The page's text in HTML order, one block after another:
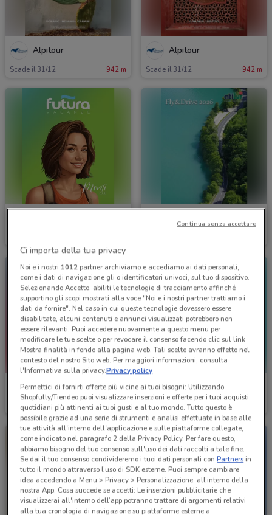
Alpitour
Scade il 31/12 942 m
Alpitour
Scade il 31/12 942 m
Futura Vacanze
Scade il 31/12 951 m
Futura Vacanze
Scade il 31/12
Ci importa della tua privacy
Noi e i nostri 1012partner archiviamo e accediamo ai dati personali,
come i dati di navigazione gli o identificatori univoci, sul tuo dispositivo.
Selezionando Accetto, abiliti le tecnologie di tracciamento affinché
supportino gli scopi mostrati alla voce "Noi e i nostri partner trattiamo i
dati da fornire". Nel caso in cui queste tecnologie dovessero essere
disabilitate, alcuni contenuti e annunci visualizzati potrebbero non
essere rilevanti. Puoi accedere nuovamente a questo menu per
modificare le tue scelte o per revocare il consenso facendo clic sul link
Mostra finalità in fondo alla pagina web. Tali scelte avranno effetto nel
contesto del nostro Sito web. Per maggiori informazioni, consulta
l'Informativa sulla privacy.Privacy policy
Permettici di fornirti offerte più vicine ai tuoi bisogni: Utilizzando
Shopfully/Tiendeo puoi visualizzare inserzioni e offerte per i tuoi acquisti
quotidiani più attinenti ai tuoi gusti e al tuo mondo. Tutto questo è
possibile grazie ad una serie di strumenti e analisi effettuate in base alle
tue attività all'interno dell'applicazione e sulle piattaforme collegate,
come indicato nel paragrafo 2 della Privacy Policy. Per fare questo,
abbiamo bisogno del tuo consenso sull'uso dei dati raccolti a tale fine.
Se dai il tuo consenso condivideremo i tuoi dati personali conPartnersin
tutto il mondo attraverso l’uso di SDK esterne. Puoi sempre cambiare
idea accedendo a Menu > Privacy > Personalizzazione, all’interno della
nostra App. Cosa succede se accetti: Le inserzioni pubblicitarie che
visualizzerai all'interno dell’app potranno trattare di argomenti relativi
alla tua cronologia di navigazione su piattaforme esterne a
Continua senza accettare